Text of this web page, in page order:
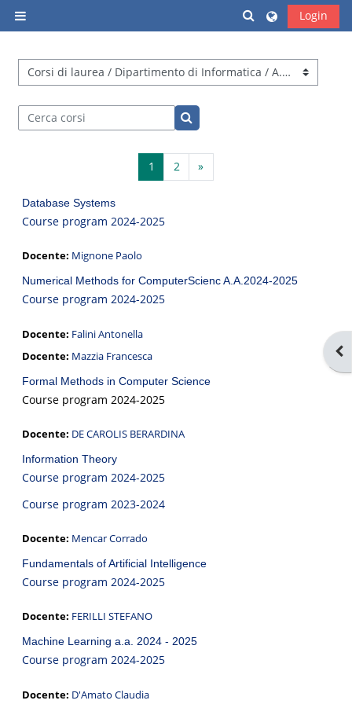
Pannello laterale
Attiva/disattiva
Login
Categorie di corso
Cerca corsi
Cerca corsi
1 Pagina 1
2Pagina 2
»Pagina successiva
Database Systems
Course program 2024-2025
Docente: Mignone Paolo
Numerical Methods for ComputerScienc A.A.2024-2025
Course program 2024-2025
Docente: Falini Antonella
Docente: Mazzia Francesca
Formal Methods in Computer Science
Course program 2024-2025
Docente: DE CAROLIS BERARDINA
Information Theory
Course program 2024-2025
Course program 2023-2024
Docente: Mencar Corrado
Fundamentals of Artificial Intelligence
Course program 2024-2025
Docente: FERILLI STEFANO
Machine Learning a.a. 2024 - 2025
Course program 2024-2025
Docente: D'Amato Claudia